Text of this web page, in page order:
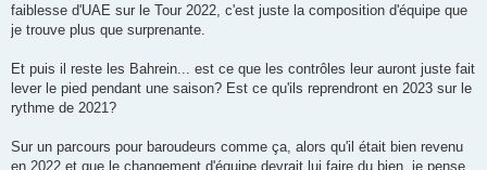
faiblesse d'UAE sur le Tour 2022, c'est juste la composition d'équipe que
je trouve plus que surprenante.
Et puis il reste les Bahrein... est ce que les contrôles leur auront juste fait
lever le pied pendant une saison? Est ce qu'ils reprendront en 2023 sur le
rythme de 2021?
Sur un parcours pour baroudeurs comme ça, alors qu'il était bien revenu
en 2022 et que le changement d'équipe devrait lui faire du bien, je pense